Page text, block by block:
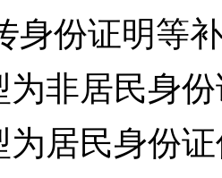
身份证明等
为非居民身
为居民身份